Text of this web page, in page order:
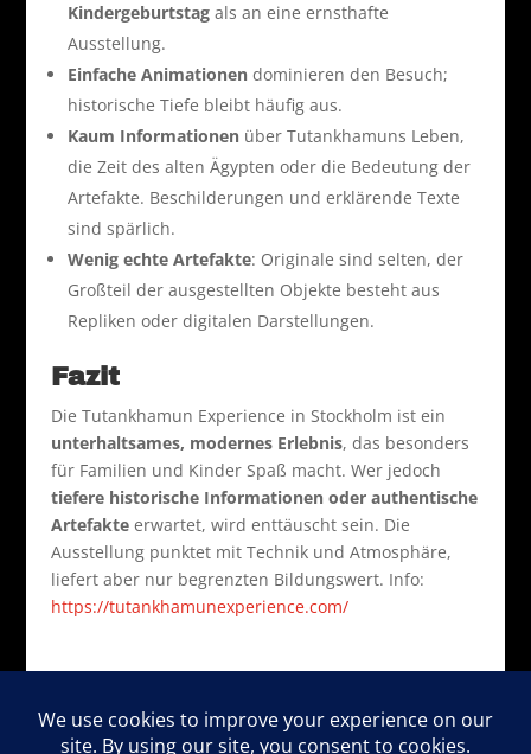
Kindergeburtstagals an eine ernsthafte
Ausstellung.
Einfache Animationendominieren den Besuch;
historische Tiefe bleibt häufig aus.
Kaum Informationenüber Tutankhamuns Leben,
die Zeit des alten Ägypten oder die Bedeutung der
Artefakte. Beschilderungen und erklärende Texte
sind spärlich.
Wenig echte Artefakte: Originale sind selten, der
Großteil der ausgestellten Objekte besteht aus
Repliken oder digitalen Darstellungen.
Fazit
Die Tutankhamun Experience in Stockholm ist ein
unterhaltsames, modernes Erlebnis, das besonders
für Familien und Kinder Spaß macht. Wer jedoch
tiefere historische Informationen oder authentische
Artefakteerwartet, wird enttäuscht sein. Die
Ausstellung punktet mit Technik und Atmosphäre,
liefert aber nur begrenzten Bildungswert. Info:
https://tutankhamunexperience.com/